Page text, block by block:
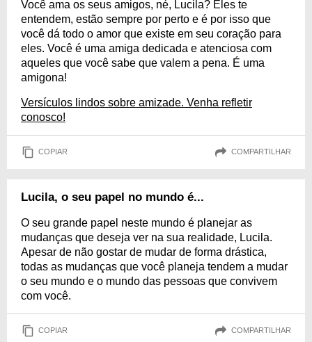
Você ama os seus amigos, né, Lucila? Eles te
entendem, estão sempre por perto e é por isso que
você dá todo o amor que existe em seu coração para
eles. Você é uma amiga dedicada e atenciosa com
aqueles que você sabe que valem a pena. É uma
amigona!
Versículos lindos sobre amizade. Venha refletir
conosco!
COPIAR COMPARTILHAR
Lucila, o seu papel no mundo é...
O seu grande papel neste mundo é planejar as
mudanças que deseja ver na sua realidade, Lucila.
Apesar de não gostar de mudar de forma drástica,
todas as mudanças que você planeja tendem a mudar
o seu mundo e o mundo das pessoas que convivem
com você.
COPIAR COMPARTILHAR